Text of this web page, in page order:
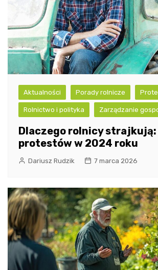
Aktualności Porady rolnicze
Rolnictwo i polityka Zarządzanie
Dlaczego rolnicy strajkują:
protestów w 2024 roku
Dariusz Rudzik 7 marca 2026